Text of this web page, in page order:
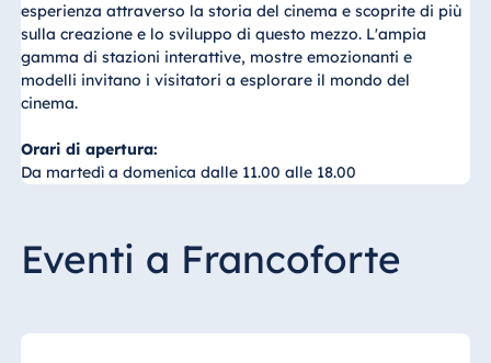
esperienza attraverso la storia del cinema e scoprite di più
sulla creazione e lo sviluppo di questo mezzo. L'ampia
gamma di stazioni interattive, mostre emozionanti e
modelli invitano i visitatori a esplorare il mondo del
cinema.
Orari di apertura:
Da martedì a domenica dalle 11.00 alle 18.00
Eventi a Francoforte